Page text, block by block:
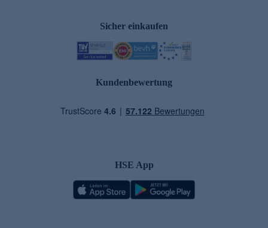
Sicher einkaufen
Kundenbewertung
HSE App